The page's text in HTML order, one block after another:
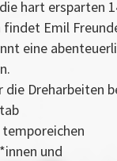
hart ersparten
Emil
eine
Dreharbeiten
und